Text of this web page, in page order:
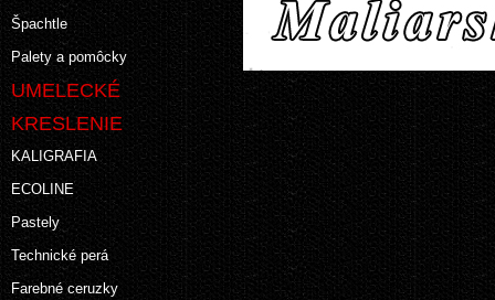
Špachtle
Palety a pomôcky
UMELECKÉ
KRESLENIE
KALIGRAFIA
ECOLINE
Pastely
Technické perá
Farebné ceruzky